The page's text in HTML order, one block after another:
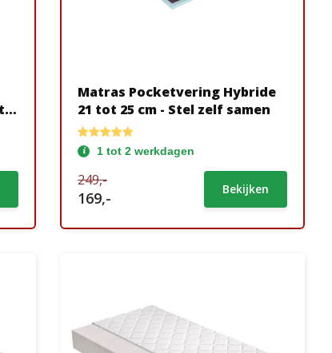
Matras Pocketvering Hybride
21 tot 25 cm - Stel zelf samen
1 tot 2 werkdagen
249,-
169,- Bekijken